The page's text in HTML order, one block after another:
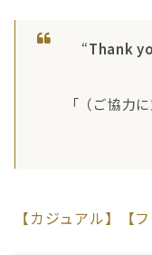
“Thank
「（ご協力
【カジュアル】【